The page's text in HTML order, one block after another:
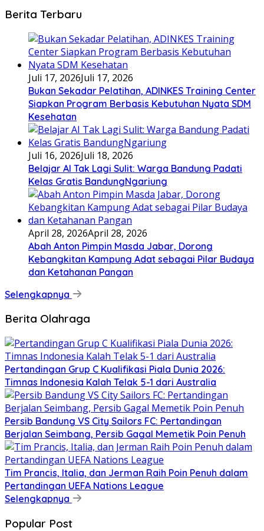
Berita Terbaru
Juli 17, 2026Juli 17, 2026
Bukan Sekadar Pelatihan, ADINKES Training Center
Siapkan Program Berbasis Kebutuhan Nyata SDM
Kesehatan
Juli 16, 2026Juli 18, 2026
Belajar AI Tak Lagi Sulit: Warga Bandung Padati
Kelas Gratis BandungNgariung
April 28, 2026April 28, 2026
Abah Anton Pimpin Masda Jabar, Dorong
Kebangkitan Kampung Adat sebagai Pilar Budaya
dan Ketahanan Pangan
Selengkapnya
Berita Olahraga
Pertandingan Grup C Kualifikasi Piala Dunia 2026:
Timnas Indonesia Kalah Telak 5-1 dari Australia
Persib Bandung VS City Sailors FC: Pertandingan
Berjalan Seimbang, Persib Gagal Memetik Poin Penuh
Tim Prancis, Italia, dan Jerman Raih Poin Penuh dalam
Pertandingan UEFA Nations League
Selengkapnya
Popular Post